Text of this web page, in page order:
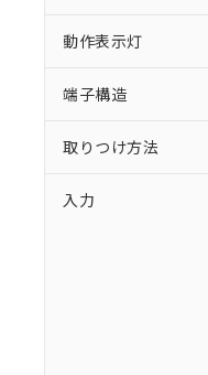
動作表示灯
端子構造
取りつけ方法
入力